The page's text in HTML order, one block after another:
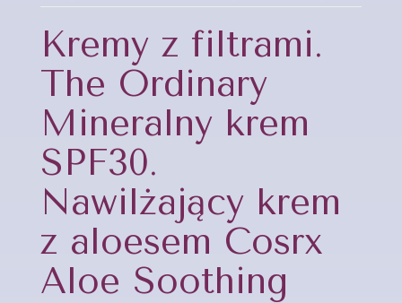
Kremy z filtrami.
The Ordinary
Mineralny krem
SPF30.
Nawilżający krem
z aloesem Cosrx
Aloe Soothing